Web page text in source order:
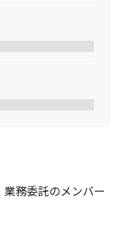
務委託のメンバー